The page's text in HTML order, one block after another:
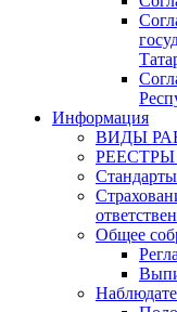
Информация
ВИДЫ
Общее